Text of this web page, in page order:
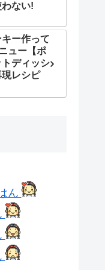
ない!
ー作って
ュー【ポ
ディッシ
レシピ
ん